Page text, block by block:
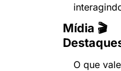
Mídia 🎬
O que